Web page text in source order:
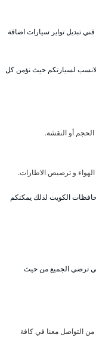
تبديل تواير سيارات اضافة
لسيارتكم حيث نؤمن كل
أو النقشة.
و ترصيص الاطارات.
الكويت لذلك يمكنكم
ترضي الجميع من حيث
من التواصل معنا في كافة